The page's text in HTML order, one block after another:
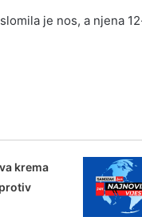
je nos, a njena
krema